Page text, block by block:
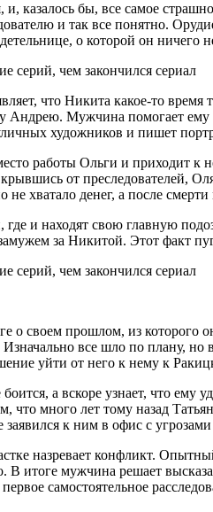
казалось бы, все самое
и так все понятно.
о которой он ничего
что Никита какое-то
Андрею. Мужчина помогает ему
художников и пишет
работы Ольги и приходит к
от преследователей,
не хватало денег, а после
где и находят свою главную
за Никитой. Этот факт
о своем прошлом, из
все шло по плану, но
уйти от него к нему к
а вскоре узнает, что
что много лет тому назад
к ним в офис с
назревает конфликт.
В итоге мужчина решает
самостоятельное